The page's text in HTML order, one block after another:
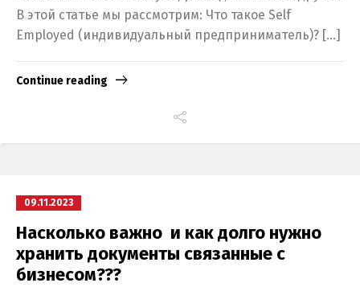
В этой статье мы рассмотрим: Что такое Self
Employed (индивидуальный предприниматель)? […]
Continue reading
09.11.2023
Насколько важно и как долго нужно
хранить документы связанные с
бизнесом???